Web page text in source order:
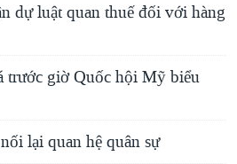
dự luật quan thuế đối với hàng
trước giờ Quốc hội Mỹ biểu
lại quan hệ quân sự